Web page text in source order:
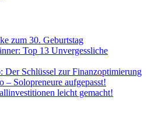
zum 30. Geburtstag
Top 13 Unvergessliche
Der Schlüssel zur Finanzoptimierung
– Solopreneure aufgepasst!
leicht gemacht!